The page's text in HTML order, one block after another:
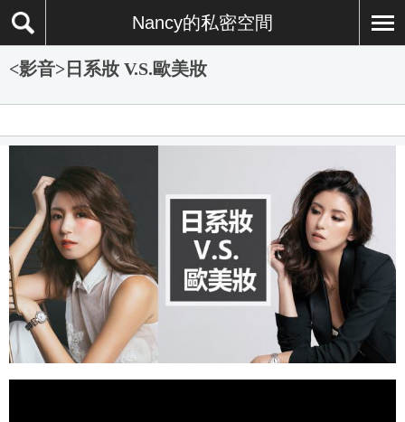
Nancy的私密空間
<影音>日系妝 V.S.歐美妝